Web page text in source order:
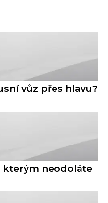
vůz přes hlavu?
kterým neodoláte